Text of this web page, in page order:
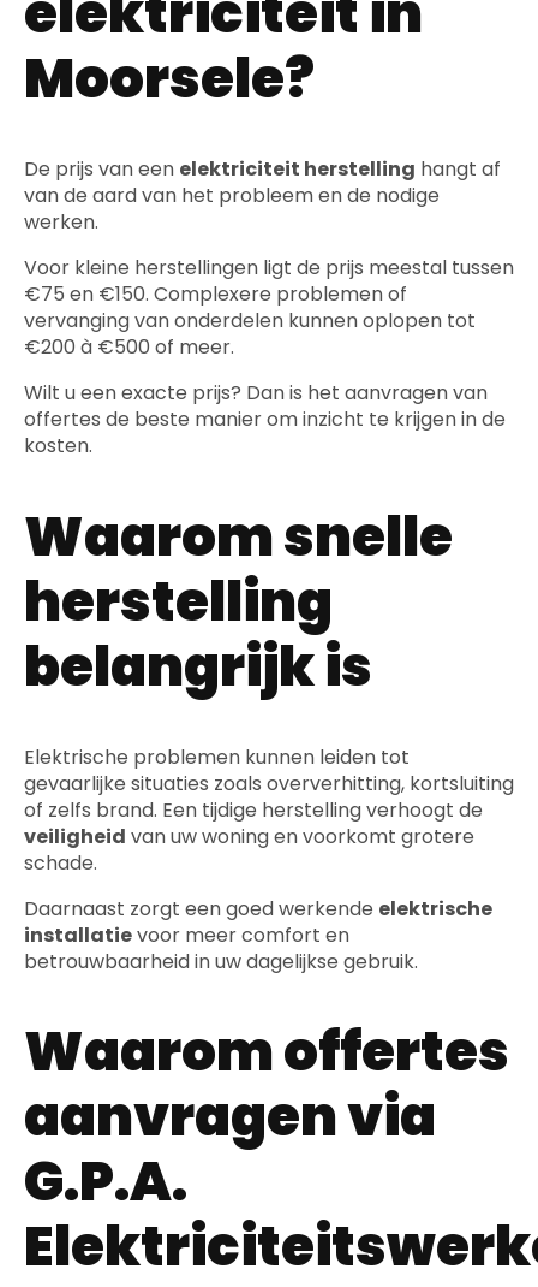
Moorsele?
De prijs van een elektriciteit herstelling hangt af
van de aard van het probleem en de nodige
werken.
Voor kleine herstellingen ligt de prijs meestal tussen
€75 en €150. Complexere problemen of
vervanging van onderdelen kunnen oplopen tot
€200 à €500 of meer.
Wilt u een exacte prijs? Dan is het aanvragen van
offertes de beste manier om inzicht te krijgen in de
kosten.
Waarom snelle
herstelling
belangrijk is
Elektrische problemen kunnen leiden tot
gevaarlijke situaties zoals oververhitting, kortsluiting
of zelfs brand. Een tijdige herstelling verhoogt de
veiligheid van uw woning en voorkomt grotere
schade.
Daarnaast zorgt een goed werkende elektrische
installatievoor meer comfort en
betrouwbaarheid in uw dagelijkse gebruik.
Waarom offertes
aanvragen via
G.P.A.